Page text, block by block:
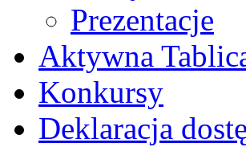
Prezentacje
Aktywna
Konkursy
Deklaracja